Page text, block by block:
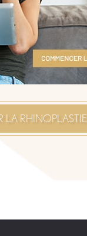
LA RHINOPLASTIE